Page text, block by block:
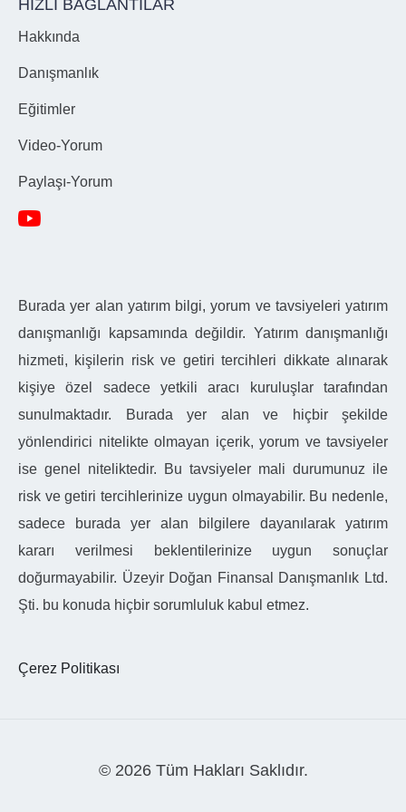
HIZLI BAĞLANTILAR
Hakkında
Danışmanlık
Eğitimler
Video-Yorum
Paylaşı-Yorum
Burada yer alan yatırım bilgi, yorum ve tavsiyeleri yatırım
danışmanlığı kapsamında değildir. Yatırım danışmanlığı
hizmeti, kişilerin risk ve getiri tercihleri dikkate alınarak
kişiye özel sadece yetkili aracı kuruluşlar tarafından
sunulmaktadır. Burada yer alan ve hiçbir şekilde
yönlendirici nitelikte olmayan içerik, yorum ve tavsiyeler
ise genel niteliktedir. Bu tavsiyeler mali durumunuz ile
risk ve getiri tercihlerinize uygun olmayabilir. Bu nedenle,
sadece burada yer alan bilgilere dayanılarak yatırım
kararı verilmesi beklentilerinize uygun sonuçlar
doğurmayabilir. Üzeyir Doğan Finansal Danışmanlık Ltd.
Şti. bu konuda hiçbir sorumluluk kabul etmez.
Çerez Politikası
© 2026 Tüm Hakları Saklıdır.